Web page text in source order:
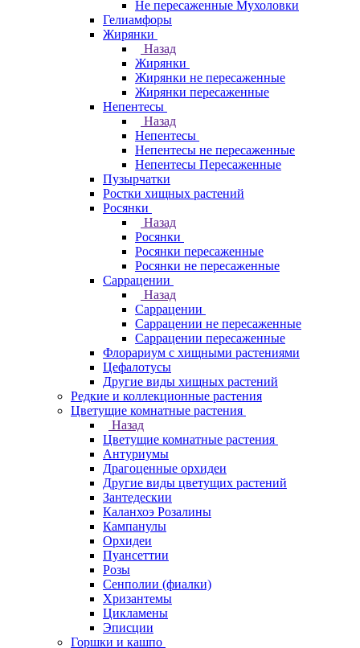
Не пересаженные Мухоловки
Гелиамфоры
Жирянки
Назад
Жирянки
Жирянки не пересаженные
Жирянки пересаженные
Непентесы
Назад
Непентесы
Непентесы не пересаженные
Непентесы Пересаженные
Пузырчатки
Ростки хищных растений
Росянки
Назад
Росянки
Росянки пересаженные
Росянки не пересаженные
Саррацении
Назад
Саррацении
Саррацении не пересаженные
Саррацении пересаженные
Флорариум с хищными растениями
Цефалотусы
Другие виды хищных растений
Редкие и коллекционные растения
Цветущие комнатные растения
Назад
Цветущие комнатные растения
Антуриумы
Драгоценные орхидеи
Другие виды цветущих растений
Зантедескии
Каланхоэ Розалины
Кампанулы
Орхидеи
Пуансеттии
Розы
Сенполии (фиалки)
Хризантемы
Цикламены
Эписции
Горшки и кашпо